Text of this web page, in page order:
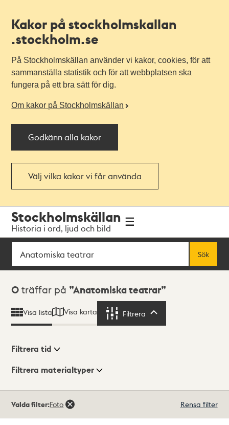
Kakor på stockholmskallan
.stockholm.se
På Stockholmskällan använder vi kakor, cookies, för att
sammanställa statistik och för att webbplatsen ska
fungera på ett bra sätt för dig.
Om kakor på Stockholmskällan
Godkänn alla kakor
Välj vilka kakor vi får använda
navigationen
huvudinnehållet
Stockholmskällan
Historia i ord, ljud och bild
Sök
Sök
Sökresultat
0 träffar på Anatomiska teatrar
Visa lista Visa karta Filtrera
Visningsläge
Filtrera tid
Filtrera materialtyper
träffar
Valda filter:Foto Rensa filter